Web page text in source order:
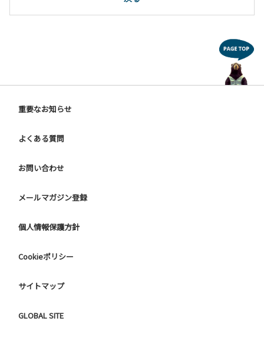
重要なお知らせ
よくある質問
お問い合わせ
メールマガジン登録
個人情報保護方針
Cookieポリシー
サイトマップ
GLOBAL SITE